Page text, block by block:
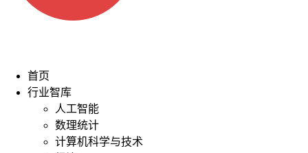
首页
行业智库
人工智能
数理统计
计算机科学与技术